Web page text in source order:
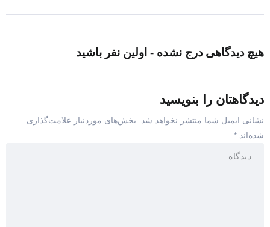
هیچ دیدگاهی درج نشده - اولین نفر باشید
دیدگاهتان را بنویسید
نشانی ایمیل شما منتشر نخواهد شد.
بخش‌های موردنیاز علامت‌گذاری
شده‌اند *